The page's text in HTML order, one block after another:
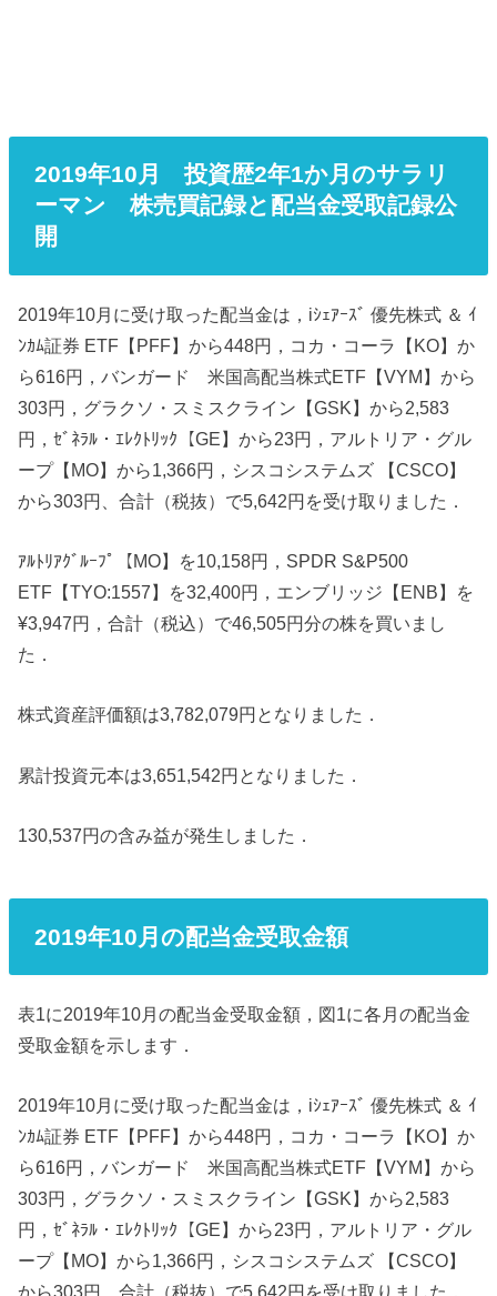
2019年10月 投資歴2年1か月のサラリ
ーマン 株売買記録と配当金受取記録公
開
2019年10月に受け取った配当金は，iｼｪｱｰｽﾞ 優先株式 ＆ ｲ
ﾝｶﾑ証券 ETF【PFF】から448円，コカ・コーラ【KO】か
ら616円，バンガード 米国高配当株式ETF【VYM】から
303円，グラクソ・スミスクライン【GSK】から2,583
円，ｾﾞﾈﾗﾙ・ｴﾚｸﾄﾘｯｸ【GE】から23円，アルトリア・グル
ープ【MO】から1,366円，シスコシステムズ 【CSCO】
から303円、合計（税抜）で5,642円を受け取りました．
ｱﾙﾄﾘｱｸﾞﾙｰﾌﾟ【MO】を10,158円，SPDR S&P500
ETF【TYO:1557】を32,400円，エンブリッジ【ENB】を
¥3,947円，合計（税込）で46,505円分の株を買いまし
た．
株式資産評価額は3,782,079円となりました．
累計投資元本は3,651,542円となりました．
130,537円の含み益が発生しました．
2019年10月の配当金受取金額
表1に2019年10月の配当金受取金額，図1に各月の配当金
受取金額を示します．
2019年10月に受け取った配当金は，iｼｪｱｰｽﾞ 優先株式 ＆ ｲ
ﾝｶﾑ証券 ETF【PFF】から448円，コカ・コーラ【KO】か
ら616円，バンガード 米国高配当株式ETF【VYM】から
303円，グラクソ・スミスクライン【GSK】から2,583
円，ｾﾞﾈﾗﾙ・ｴﾚｸﾄﾘｯｸ【GE】から23円，アルトリア・グル
ープ【MO】から1,366円，シスコシステムズ 【CSCO】
から303円、合計（税抜）で5,642円を受け取りました．